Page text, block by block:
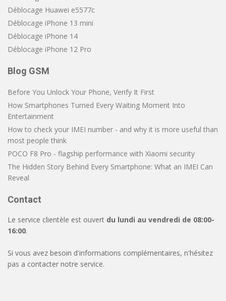
Déblocage Huawei e5577c
Déblocage iPhone 13 mini
Déblocage iPhone 14
Déblocage iPhone 12 Pro
Blog GSM
Before You Unlock Your Phone, Verify It First
How Smartphones Turned Every Waiting Moment Into
Entertainment
How to check your IMEI number - and why it is more useful than
most people think
POCO F8 Pro - flagship performance with Xiaomi security
The Hidden Story Behind Every Smartphone: What an IMEI Can
Reveal
Contact
Le service clientèle est ouvert du lundi au vendredi de 08:00-
16:00.
Si vous avez besoin d'informations complémentaires, n'hésitez
pas a contacter notre service.